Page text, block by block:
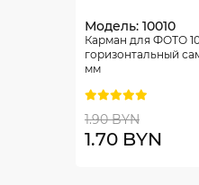
Модель: 10010
Карман для ФОТО
горизонтальный
мм
1.90 BYN
1.70 BYN